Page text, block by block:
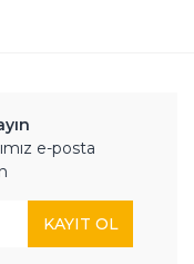
e-posta
KAYIT OL